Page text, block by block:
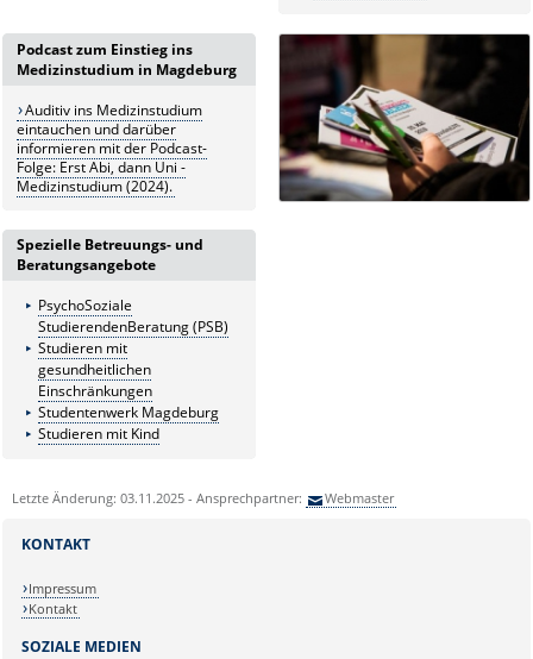
Spezielle Betreuungs- und
Beratungsangebote
PsychoSoziale
StudierendenBeratung (PSB)
Studieren mit
gesundheitlichen
Einschränkungen
Studentenwerk Magdeburg
Studieren mit Kind
Podcast zum Einstieg ins
Medizinstudium in Magdeburg
Auditiv ins Medizinstudium
eintauchen und darüber
informieren mit der Podcast-
Folge: Erst Abi, dann Uni -
Medizinstudium (2024).
Letzte Änderung: 03.11.2025 - Ansprechpartner: Webmaster
SOZIALE MEDIEN
KONTAKT
Impressum
Kontakt